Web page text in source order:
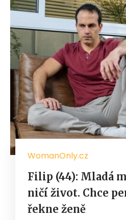
WomanOnly.cz
Filip (44): Mladá
ničí život. Chce
řekne ženě